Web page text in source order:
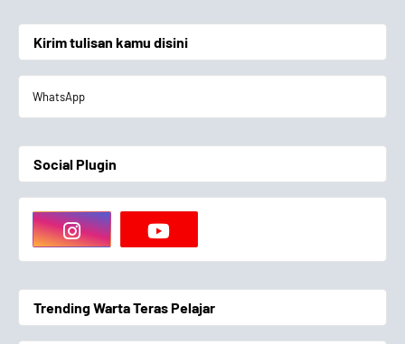
Kirim tulisan kamu disini
WhatsApp
Social Plugin
Trending Warta Teras Pelajar